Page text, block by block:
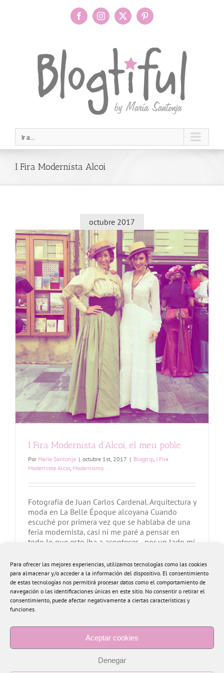
Para ofrecer las mejores experiencias, utilizamos tecnologías como las cookies
para almacenar y/o acceder a la información del dispositivo. El consentimiento
de estas tecnologías nos permitirá procesar datos como el comportamiento de
navegación o las identificaciones únicas en este sitio. No consentir o retirar el
consentimiento, puede afectar negativamente a ciertas características y
funciones.
Aceptar cookies
Denegar
FacebookInstagram
X Pinterest
Ir a...
I Fira Modernista Alcoi
octubre 2017
I Fira Modernista d’Alcoi, el meu poble.
Por Maria Santonja | octubre 1st, 2017 | Blogtrip, I Fira
Modernista Alcoi, Modernismo
Fotografía de Juan Carlos Cardenal. Arquitectura y
moda en La Belle Époque alcoyana Cuando
escuché por primera vez que se hablaba de una
feria modernista, casi ni me paré a pensar en
todo lo que esto iba a acontecer... por un lado mi
confeccionando un traje para esta semana
Modernista, para [...]
Más información 0